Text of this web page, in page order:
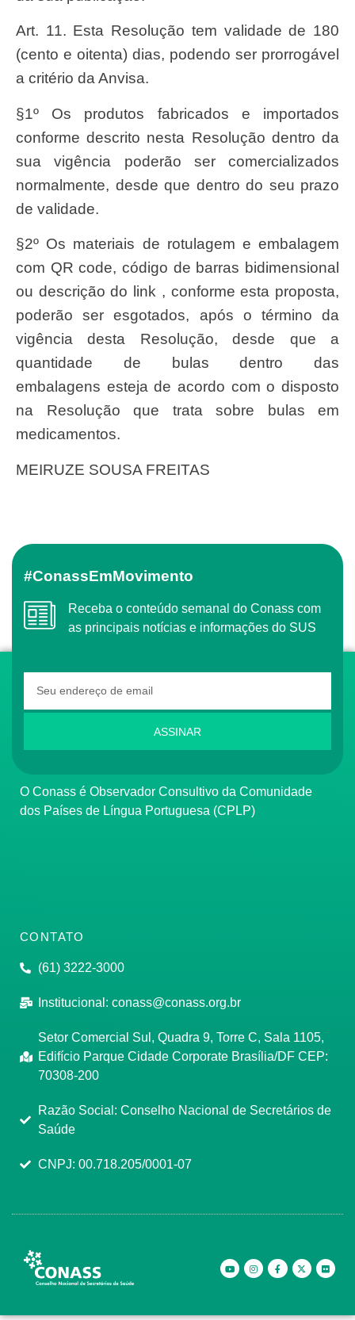
Art. 11. Esta Resolução tem validade de 180
(cento e oitenta) dias, podendo ser prorrogável
a critério da Anvisa.
§1º Os produtos fabricados e importados
conforme descrito nesta Resolução dentro da
sua vigência poderão ser comercializados
normalmente, desde que dentro do seu prazo
de validade.
§2º Os materiais de rotulagem e embalagem
com QR code, código de barras bidimensional
ou descrição do link , conforme esta proposta,
poderão ser esgotados, após o término da
vigência desta Resolução, desde que a
quantidade de bulas dentro das
embalagens esteja de acordo com o disposto
na Resolução que trata sobre bulas em
medicamentos.
MEIRUZE SOUSA FREITAS
#ConassEmMovimento
Receba o conteúdo semanal do Conass com
as principais notícias e informações do SUS
ASSINAR
O Conass é Observador Consultivo da Comunidade
dos Países de Língua Portuguesa (CPLP)
CONTATO
(61) 3222-3000
Institucional: conass@conass.org.br
Setor Comercial Sul, Quadra 9, Torre C, Sala 1105,
Edifício Parque Cidade Corporate Brasília/DF CEP:
70308-200
Razão Social: Conselho Nacional de Secretários de
Saúde
CNPJ: 00.718.205/0001-07